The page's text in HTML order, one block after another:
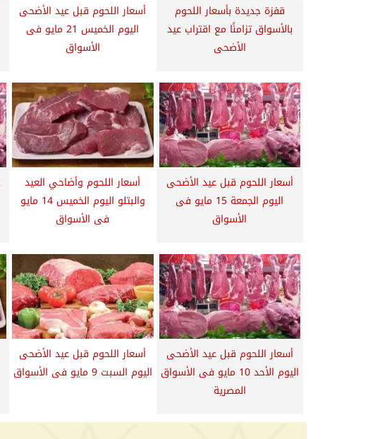
قفزة جديدة بأسعار اللحوم
بالأسواق تزامنًا مع اقتراب عيد
الأضحى
أسعار اللحوم قبل عيد الأضحى
اليوم الخميس 21 مايو فى
الأسواق
أسعار اللحوم قبل عيد الأضحى
اليوم الجمعة 15 مايو فى
الأسواق
أسعار اللحوم وأضاحي العيد
والبتلو اليوم الخميس 14 مايو
فى الأسواق
أسعار اللحوم قبل عيد الأضحى
اليوم الأحد 10 مايو فى الأسواق
المصرية
أسعار اللحوم قبل عيد الأضحى
اليوم السبت 9 مايو فى الأسواق